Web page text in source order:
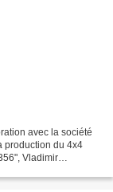
avec la société
production du 4x4
Vladimir